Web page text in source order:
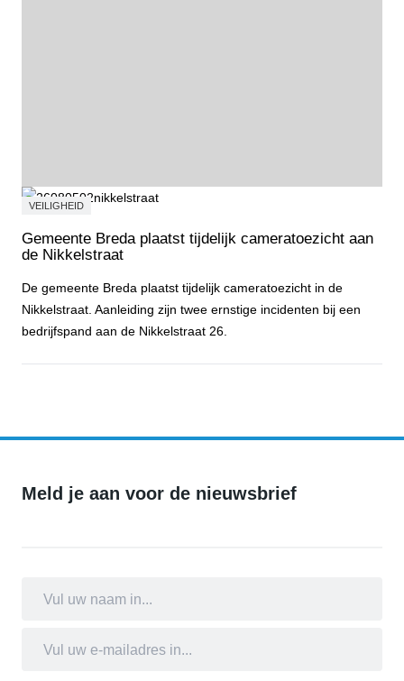
VEILIGHEID
Gemeente Breda plaatst tijdelijk cameratoezicht aan
de Nikkelstraat
De gemeente Breda plaatst tijdelijk cameratoezicht in de
Nikkelstraat. Aanleiding zijn twee ernstige incidenten bij een
bedrijfspand aan de Nikkelstraat 26.
Meld je aan voor de nieuwsbrief